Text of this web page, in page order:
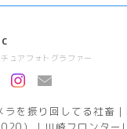
ュアフォトグラファー
ラを振り回してる社畜